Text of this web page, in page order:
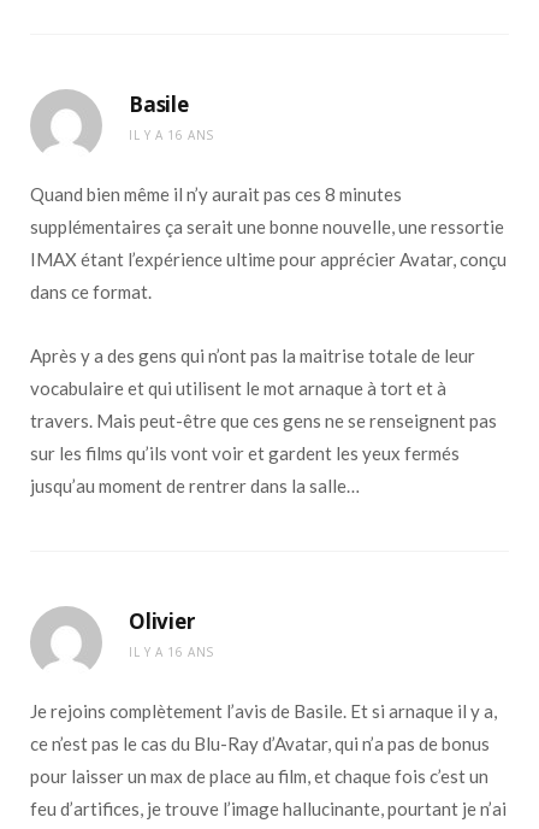
Basile
IL Y A 16 ANS
Quand bien même il n’y aurait pas ces 8 minutes
supplémentaires ça serait une bonne nouvelle, une ressortie
IMAX étant l’expérience ultime pour apprécier Avatar, conçu
dans ce format.
Après y a des gens qui n’ont pas la maitrise totale de leur
vocabulaire et qui utilisent le mot arnaque à tort et à
travers. Mais peut-être que ces gens ne se renseignent pas
sur les films qu’ils vont voir et gardent les yeux fermés
jusqu’au moment de rentrer dans la salle…
Olivier
IL Y A 16 ANS
Je rejoins complètement l’avis de Basile. Et si arnaque il y a,
ce n’est pas le cas du Blu-Ray d’Avatar, qui n’a pas de bonus
pour laisser un max de place au film, et chaque fois c’est un
feu d’artifices, je trouve l’image hallucinante, pourtant je n’ai